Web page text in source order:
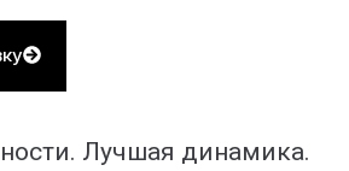
Лучшая динамика.